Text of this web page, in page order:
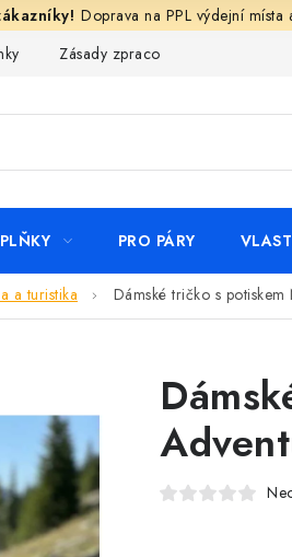
Doprava na PPL výdejní
Zásady zpracování ochrany
PRO PÁRY
a turistika Dámské tričko s